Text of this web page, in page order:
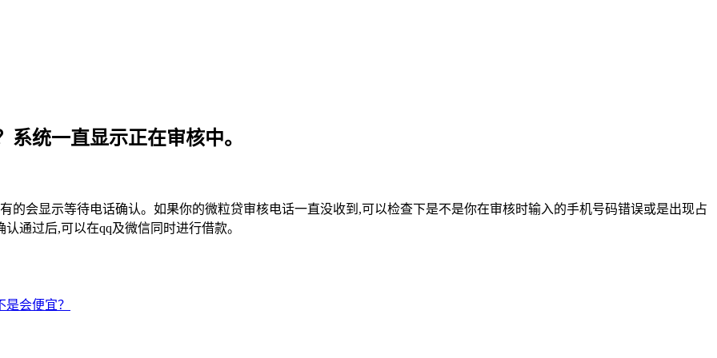
统一直显示正在审核中。
的会显示等待电话确认。如果你的微粒贷审核电话一直没收到,可以检查下是不是你在审核时输入的手机号码错误或是出现占
通过后,可以在qq及微信同时进行借款。
会便宜？